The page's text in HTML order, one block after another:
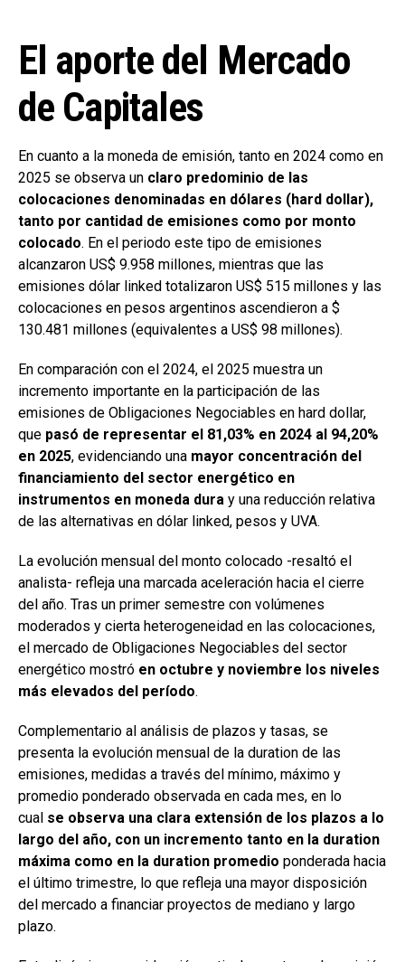
El aporte del Mercado
de Capitales
En cuanto a la moneda de emisión, tanto en 2024 como en
2025 se observa un claro predominio de las
colocaciones denominadas en dólares (hard dollar),
tanto por cantidad de emisiones como por monto
colocado. En el periodo este tipo de emisiones
alcanzaron US$ 9.958 millones, mientras que las
emisiones dólar linked totalizaron US$ 515 millones y las
colocaciones en pesos argentinos ascendieron a $
130.481 millones (equivalentes a US$ 98 millones).
En comparación con el 2024, el 2025 muestra un
incremento importante en la participación de las
emisiones de Obligaciones Negociables en hard dollar,
que pasó de representar el 81,03% en 2024 al 94,20%
en 2025, evidenciando una mayor concentración del
financiamiento del sector energético en
instrumentos en moneda dura y una reducción relativa
de las alternativas en dólar linked, pesos y UVA.
La evolución mensual del monto colocado -resaltó el
analista- refleja una marcada aceleración hacia el cierre
del año. Tras un primer semestre con volúmenes
moderados y cierta heterogeneidad en las colocaciones,
el mercado de Obligaciones Negociables del sector
energético mostró en octubre y noviembre los niveles
más elevados del período.
Complementario al análisis de plazos y tasas, se
presenta la evolución mensual de la duration de las
emisiones, medidas a través del mínimo, máximo y
promedio ponderado observada en cada mes, en lo
cual se observa una clara extensión de los plazos a lo
largo del año, con un incremento tanto en la duration
máxima como en la duration promedio ponderada hacia
el último trimestre, lo que refleja una mayor disposición
del mercado a financiar proyectos de mediano y largo
plazo.